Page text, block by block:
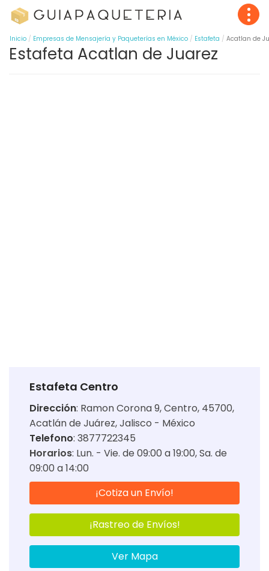
Inicio Empresas de Mensajería y Paqueterías en México Estafeta Acatlan de
Estafeta Acatlan de Juarez
Estafeta Centro
Dirección: Ramon Corona 9, Centro, 45700,
Acatlán de Juárez, Jalisco - México
Telefono: 3877722345
Horarios: Lun. - Vie. de 09:00 a 19:00 Sa. de
09:00 a 14:00
¡Cotiza un Envío!
¡Rastreo de Envíos!
Ver Mapa